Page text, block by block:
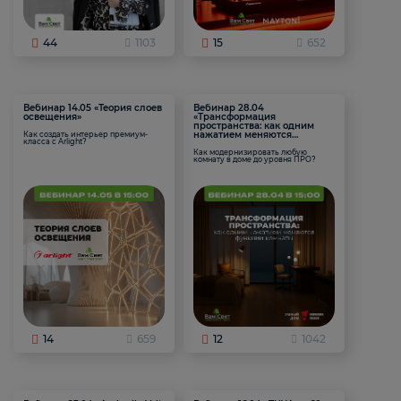
44 1103 15 652
Вебинар 14.05 «Теория слоев
освещения»
Как создать интерьер премиум-
класса с Arlight?
14 659
Вебинар 28.04
«Трансформация
пространства: как одним
нажатием меняются
Как модернизировать любую
комнату в доме до уровня ПРО?
12 1042